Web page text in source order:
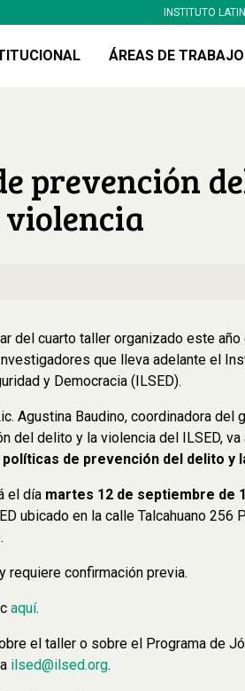
INSTITUTO
ÁREAS DE TRABAJO
prevención
del cuarto taller organizado este año
que lleva adelante el
y Democracia (ILSED).
Agustina Baudino, coordinadora del
del delito y la violencia del ILSED, va
políticas de prevención del delito y
el día martes 12 de septiembre de
ubicado en la calle Talcahuano 256
requiere confirmación previa.
aquí.
el taller o sobre el Programa de
ilsed@ilsed.org.